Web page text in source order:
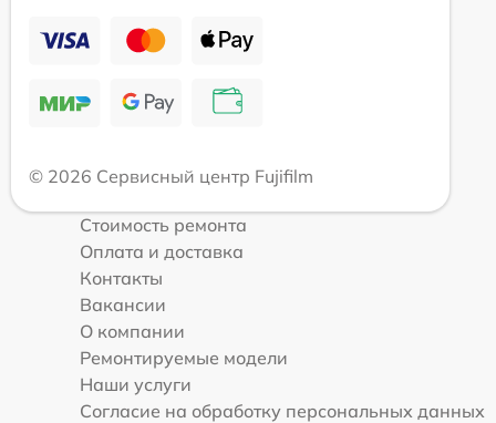
© 2026 Сервисный центр Fujifilm
Стоимость ремонта
Оплата и доставка
Контакты
Вакансии
О компании
Ремонтируемые модели
Наши услуги
Согласие на обработку персональных данных